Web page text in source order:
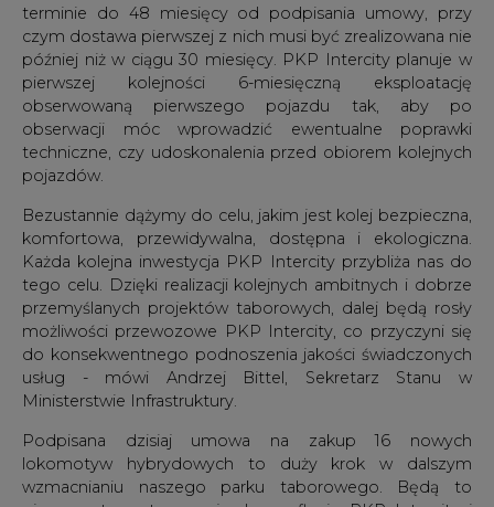
terminie do 48 miesięcy od podpisania umowy, przy
czym dostawa pierwszej z nich musi być zrealizowana nie
później niż w ciągu 30 miesięcy. PKP Intercity planuje w
pierwszej kolejności 6-miesięczną eksploatację
obserwowaną pierwszego pojazdu tak, aby po
obserwacji móc wprowadzić ewentualne poprawki
techniczne, czy udoskonalenia przed obiorem kolejnych
pojazdów.
Bezustannie dążymy do celu, jakim jest kolej bezpieczna,
komfortowa, przewidywalna, dostępna i ekologiczna.
Każda kolejna inwestycja PKP Intercity przybliża nas do
tego celu. Dzięki realizacji kolejnych ambitnych i dobrze
przemyślanych projektów taborowych, dalej będą rosły
możliwości przewozowe PKP Intercity, co przyczyni się
do konsekwentnego podnoszenia jakości świadczonych
usług - mówi Andrzej Bittel, Sekretarz Stanu w
Ministerstwie Infrastruktury.
Podpisana dzisiaj umowa na zakup 16 nowych
lokomotyw hybrydowych to duży krok w dalszym
wzmacnianiu naszego parku taborowego. Będą to